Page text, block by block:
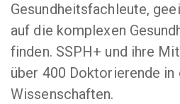
Gesundheitsfachleute,
auf die komplexen
finden. SSPH+ und ihre
über 400 Doktorierende
Wissenschaften.